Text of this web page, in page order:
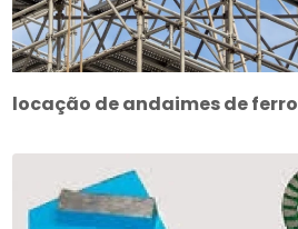
locação de andaimes de ferro